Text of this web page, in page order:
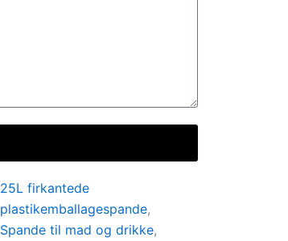
25L firkantede
plastikemballagespande,
Spande til mad og drikke,